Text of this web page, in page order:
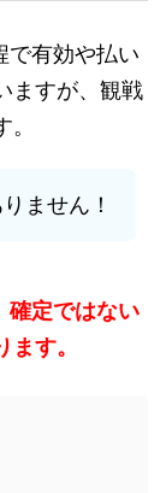
で有効や払い
ますが、観戦
ません！
確定ではない
す。